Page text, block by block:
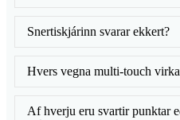
Snertiskjárinn svarar ekkert?
Hvers vegna multi-touch
Af hverju eru svartir punktar